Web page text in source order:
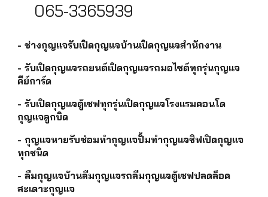
065-3365939
- ช่างกุญแจรับเปิดกุญแจบ้านเปิดกุญแจสำนักงาน
- รับเปิดกุญแจรถยนต์เปิดกุญแจรถมอไซต์ทุกรุ่นกุญแจ
คีย์การ์ด
- รับเปิดกุญแจตู้เซฟทุกรุ่นเปิดกุญแจโรงแรมคอนโด
กุญแจลูกบิด
- กุญแจหายรับซ่อมทำกุญแจปั้มทำกุญแจชิฟเปิดกุญแจ
ทุกชนิด
- ลืมกุญแจบ้านลืมกุญแจรถลืมกุญแจตู้เซฟปลดล็อค
สะเดาะกุญแจ